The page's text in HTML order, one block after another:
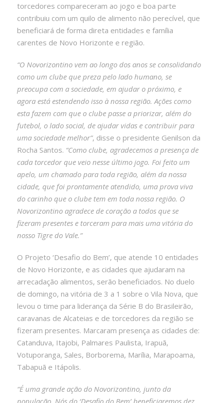
torcedores compareceram ao jogo e boa parte
contribuiu com um quilo de alimento não perecível, que
beneficiará de forma direta entidades e família
carentes de Novo Horizonte e região.
“O Novorizontino vem ao longo dos anos se consolidando
como um clube que preza pelo lado humano, se
preocupa com a sociedade, em ajudar o próximo, e
agora está estendendo isso à nossa região. Ações como
esta fazem com que o clube passe a priorizar, além do
futebol, o lado social, de ajudar vidas e contribuir para
uma sociedade melhor”, disse o presidente Genilson da
Rocha Santos. “Como clube, agradecemos a presença de
cada torcedor que veio nesse último jogo. Foi feito um
apelo, um chamado para toda região, além da nossa
cidade, que foi prontamente atendido, uma prova viva
do carinho que o clube tem em toda nossa região. O
Novorizontino agradece de coração a todos que se
fizeram presentes e torceram para mais uma vitória do
nosso Tigre do Vale.”
O Projeto ‘Desafio do Bem’, que atende 10 entidades
de Novo Horizonte, e as cidades que ajudaram na
arrecadação alimentos, serão beneficiados. No duelo
de domingo, na vitória de 3 a 1 sobre o Vila Nova, que
levou o time para liderança da Série B do Brasileirão,
caravanas de Alcateias e de torcedores da região se
fizeram presentes. Marcaram presença as cidades de:
Catanduva, Itajobi, Palmares Paulista, Irapuã,
Votuporanga, Sales, Borborema, Marília, Marapoama,
Tabapuã e Itápolis.
“É uma grande ação do Novorizontino, junto da
população. Nós do ‘Desafio do Bem’ beneficiaremos dez